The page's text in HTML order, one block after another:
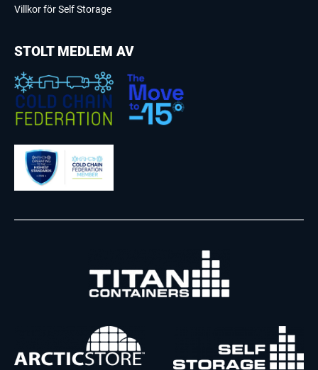
Villkor för Self Storage
STOLT MEDLEM AV